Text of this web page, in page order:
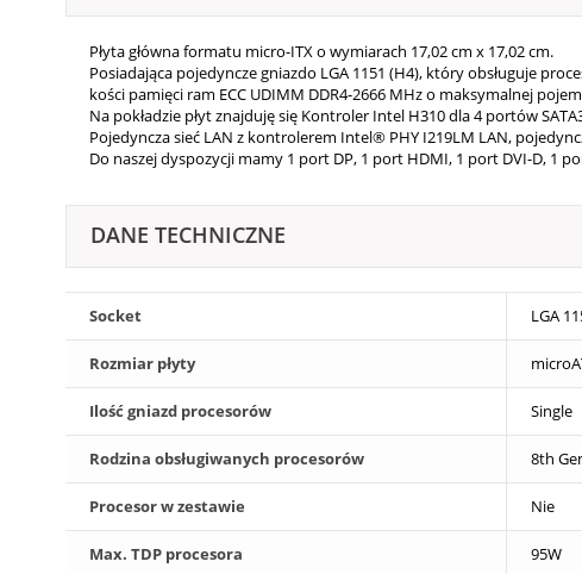
Płyta główna formatu micro-ITX o wymiarach 17,02 cm x 17,02 cm.
Posiadająca pojedyncze gniazdo LGA 1151 (H4), który obsługuje
kości pamięci ram ECC UDIMM DDR4-2666 MHz o maksymalnej
Na pokładzie płyt znajduję się Kontroler Intel H310 dla 4 portów
Pojedyncza sieć LAN z kontrolerem Intel® PHY I219LM LAN,
Do naszej dyspozycji mamy 1 port DP, 1 port HDMI, 1 port DVI-D, 1
DANE TECHNICZNE
Socket LGA
Rozmiar płyty
Ilość gniazd procesorów Single
Rodzina obsługiwanych procesorów 8th
Procesor w zestawie Nie
Max. TDP procesora 95W